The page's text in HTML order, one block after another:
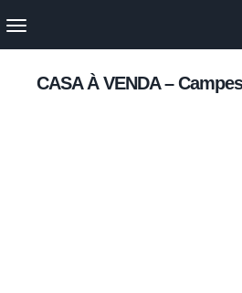
CASA À VENDA –